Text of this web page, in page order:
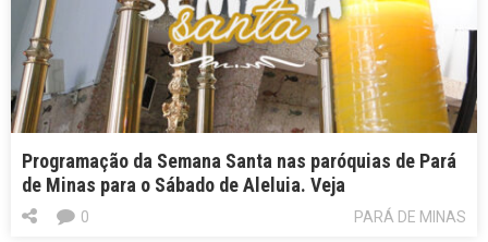
Programação da Semana Santa nas paróquias de Pará
de Minas para o Sábado de Aleluia. Veja
PARÁ DE MINAS
0